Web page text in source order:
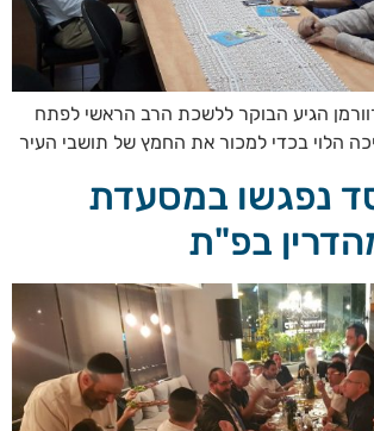
הגיע הבוקר ללשכת הרב הראשי לפתח
הלוי בכדי למכור את החמץ של תושבי העיר
נפגשו במסעדת
בפ"ת